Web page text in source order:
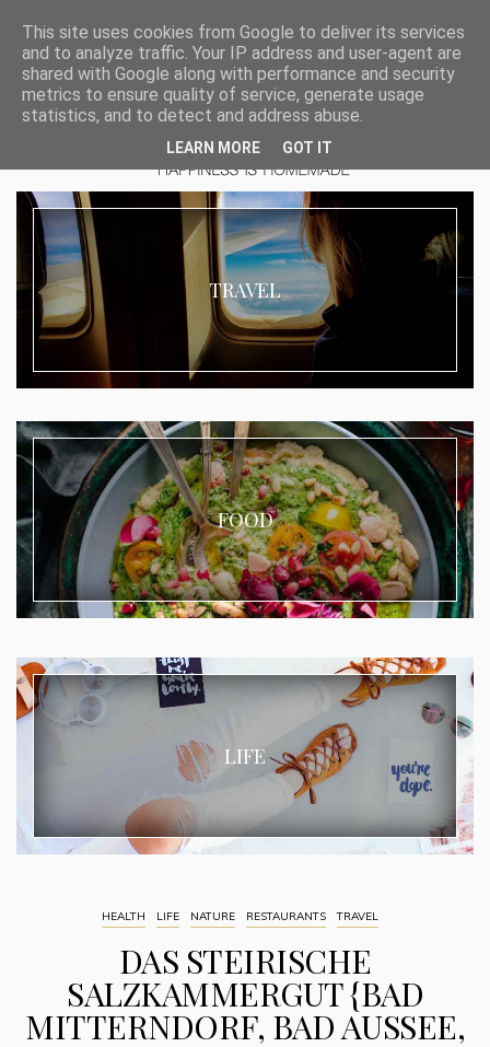
TRAVEL
FOOD
LIFE
HEALTH LIFE NATURE RESTAURANTS TRAVEL
DAS STEIRISCHE
SALZKAMMERGUT {BAD
MITTERNDORF, BAD AUSSEE,
This site uses cookies from Google to deliver its services
and to analyze traffic. Your IP address and user-agent are
shared with Google along with performance and security
metrics to ensure quality of service, generate usage
statistics, and to detect and address abuse.
LEARN MORE GOT IT